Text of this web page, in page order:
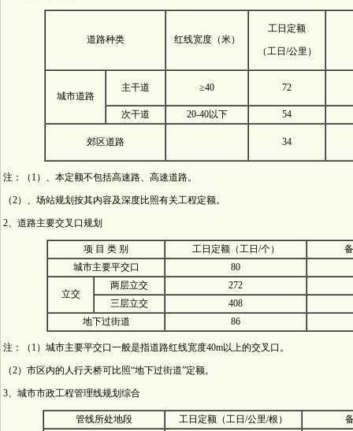
道路种类 红线宽度（米）
工日定额
（工日/公里）
城市道路
主干道 ≥40 72
次干道 20-40以下 54
郊区道路 34
注：（1）、本定额不包括高速路、高速道路。
（2）、场站规划按其内容及深度比照有关工程定额。
2、道路主要交叉口规划
项 目 类 别 工日定额（工日/个）
城市主要平交口
80
立交
两层立交
272
三层立交
408
地下过街道
86
注：（1）城市主要平交口一般是指道路红线宽度40m以上的交叉口。
（2）市区内的人行天桥可比照“地下过街道”定额。
3、城市市政工程管理线规划综合
管线所处地段 工日定额（工日/公里/根）